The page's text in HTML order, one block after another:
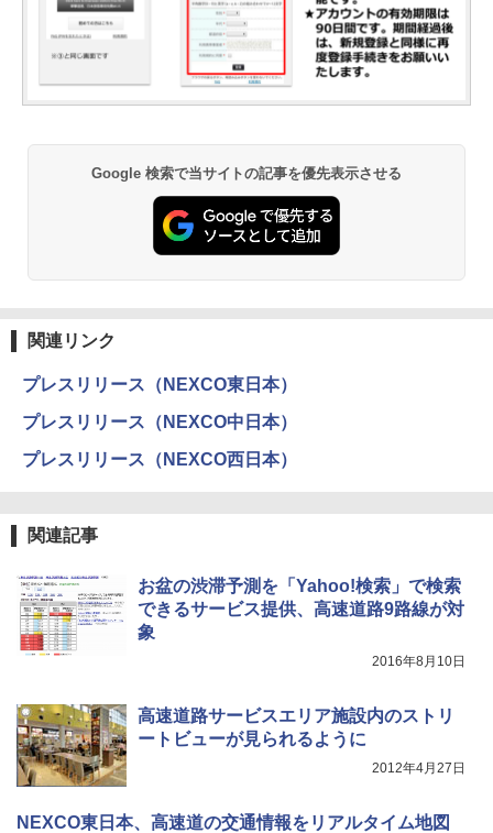
Google 検索で当サイトの記事を優先表示させる
関連リンク
プレスリリース（NEXCO東日本）
プレスリリース（NEXCO中日本）
プレスリリース（NEXCO西日本）
関連記事
お盆の渋滞予測を「Yahoo!検索」で検索
できるサービス提供、高速道路9路線が対
象
2016年8月10日
高速道路サービスエリア施設内のストリ
ートビューが見られるように
2012年4月27日
NEXCO東日本、高速道の交通情報をリアルタイム地図